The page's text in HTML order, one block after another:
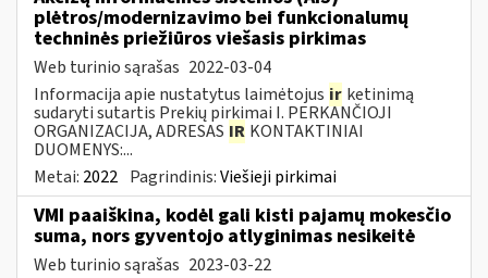
plėtros/modernizavimo bei funkcionalumų
techninės priežiūros viešasis pirkimas
Web turinio sąrašas 2022-03-04
Informacija apie nustatytus laimėtojus ir ketinimą
sudaryti sutartis Prekių pirkimai I. PERKANČIOJI
ORGANIZACIJA, ADRESAS IR KONTAKTINIAI
DUOMENYS:...
Metai: 2022 Pagrindinis:Viešieji pirkimai
VMI paaiškina, kodėl gali kisti pajamų mokesčio
suma, nors gyventojo atlyginimas nesikeitė
Web turinio sąrašas 2023-03-22